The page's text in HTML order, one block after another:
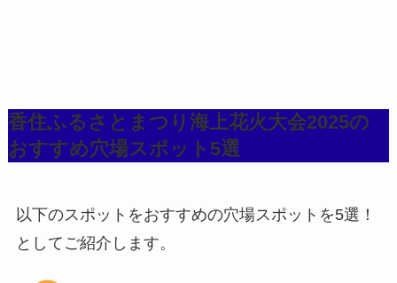
香住ふるさとまつり海上花火大会2025の
おすすめ穴場スポット5選
以下のスポットをおすすめの穴場スポットを5選！
としてご紹介します。